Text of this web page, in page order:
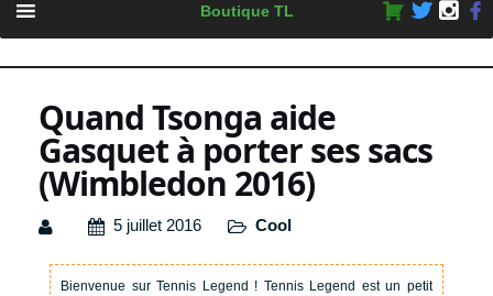
content
Boutique TL
Quand Tsonga aide
Gasquet à porter ses sacs
(Wimbledon 2016)
5 juillet 2016 Cool
Bienvenue sur Tennis Legend ! Tennis Legend est un petit